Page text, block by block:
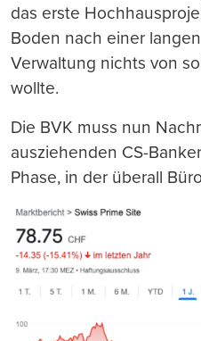
das erste
Boden nach einer
Verwaltung nichts von
wollte.
Die BVK muss nun
ausziehenden CS-
Phase, in der überall